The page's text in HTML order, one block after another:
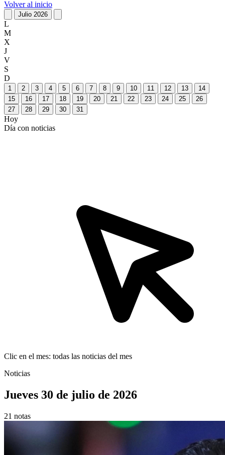
Volver al inicio
Julio 2026
L
M
X
J
V
S
D
1 2 3 4 5 6 7 8 9 10 11 12 13
14
15
16 17 18 19 20 21 22 23 24 25
26
27
28 29 30 31
Hoy
Día con noticias
Clic en el mes: todas las noticias del mes
Noticias
Jueves 30 de julio de 2026
21 notas